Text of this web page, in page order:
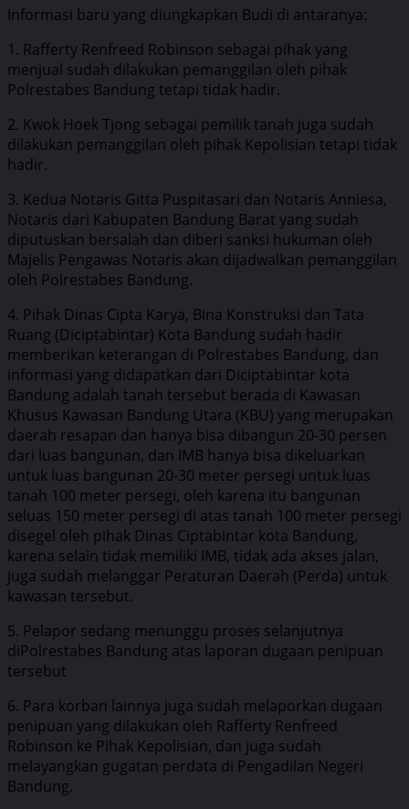
Informasi baru yang diungkapkan Budi di antaranya:
1. Rafferty Renfreed Robinson sebagai pihak yang
menjual sudah dilakukan pemanggilan oleh pihak
Polrestabes Bandung tetapi tidak hadir.
2. Kwok Hoek Tjong sebagai pemilik tanah juga sudah
dilakukan pemanggilan oleh pihak Kepolisian tetapi tidak
hadir.
3. Kedua Notaris Gitta Puspitasari dan Notaris Anniesa,
Notaris dari Kabupaten Bandung Barat yang sudah
diputuskan bersalah dan diberi sanksi hukuman oleh
Majelis Pengawas Notaris akan dijadwalkan pemanggilan
oleh Polrestabes Bandung.
4. Pihak Dinas Cipta Karya, Bina Konstruksi dan Tata
Ruang (Diciptabintar) Kota Bandung sudah hadir
memberikan keterangan di Polrestabes Bandung, dan
informasi yang didapatkan dari Diciptabintar kota
Bandung adalah tanah tersebut berada di Kawasan
Khusus Kawasan Bandung Utara (KBU) yang merupakan
daerah resapan dan hanya bisa dibangun 20-30 persen
dari luas bangunan, dan IMB hanya bisa dikeluarkan
untuk luas bangunan 20-30 meter persegi untuk luas
tanah 100 meter persegi, oleh karena itu bangunan
seluas 150 meter persegi di atas tanah 100 meter persegi
disegel oleh pihak Dinas Ciptabintar kota Bandung,
karena selain tidak memiliki IMB, tidak ada akses jalan,
juga sudah melanggar Peraturan Daerah (Perda) untuk
kawasan tersebut.
5. Pelapor sedang menunggu proses selanjutnya
diPolrestabes Bandung atas laporan dugaan penipuan
tersebut
6. Para korban lainnya juga sudah melaporkan dugaan
penipuan yang dilakukan oleh Rafferty Renfreed
Robinson ke Pihak Kepolisian, dan juga sudah
melayangkan gugatan perdata di Pengadilan Negeri
Bandung.